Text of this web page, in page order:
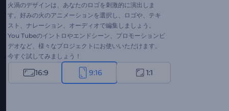
火渦のデザインは、あなたのロゴを刺激的に演出しま
す。好みの火のアニメーションを選択し、ロゴや、テキ
スト、ナレーション、オーディオで編集しましょう。
You Tubeのイントロやエンドシーン、プロモーションビ
デオなど、様々なプロジェクトにお使いいただけます。
今すぐ試してみましょう！
16:9 9:16 1:1